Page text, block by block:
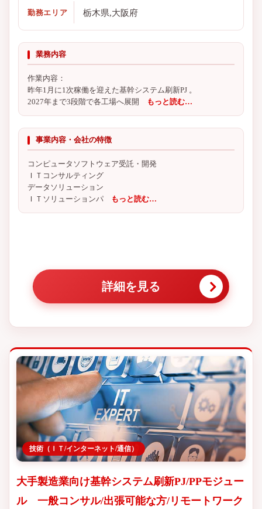
勤務エリア 栃木県,大阪府
業務内容
作業内容：
昨年1月に1次稼働を迎えた基幹システム刷新PJ 。
2027年まで3段階で各工場へ展開
もっと読む…
事業内容・会社の特徴
コンピュータソフトウェア受託・開発
ＩＴコンサルティング
データソリューション
ＩＴソリューションパ もっと読む…
詳細を見る
技術（ＩＴ/インターネット/通信）
大手製造業向け基幹システム刷新PJ/PPモジュー
ル 一般コンサル/出張可能な方/リモートワーク